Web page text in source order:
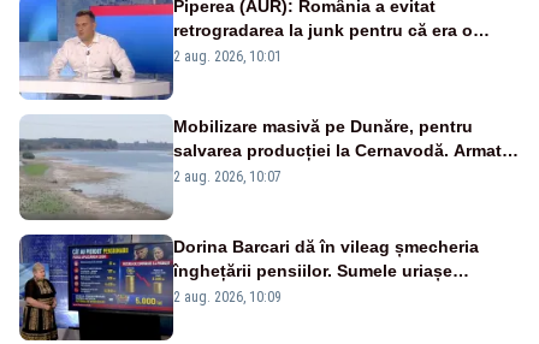
Piperea (AUR): România a evitat
retrogradarea la junk pentru că era o
catastrofă pentru bănci și fondurile de
2 aug. 2026, 10:01
Mobilizare masivă pe Dunăre, pentru
salvarea producției la Cernavodă. Armata
va detona o stâncă și va devia apa
2 aug. 2026, 10:07
Dorina Barcari dă în vileag șmecheria
înghețării pensiilor. Sumele uriașe
pierdute de fiecare român
2 aug. 2026, 10:09